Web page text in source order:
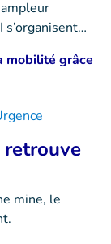
s’organisent…
retrouve
mine, le